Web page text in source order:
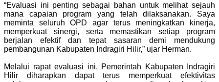
“Evaluasi ini penting sebagai bahan untuk melihat sejauh
mana capaian program yang telah dilaksanakan. Saya
meminta seluruh OPD agar terus meningkatkan kinerja,
memperkuat sinergi, serta memastikan setiap program
berjalan efektif dan tepat sasaran demi mendukung
pembangunan Kabupaten Indragiri Hilir,” ujar Herman.
Melalui rapat evaluasi ini, Pemerintah Kabupaten Indragiri
Hilir diharapkan dapat terus memperkuat efektivitas